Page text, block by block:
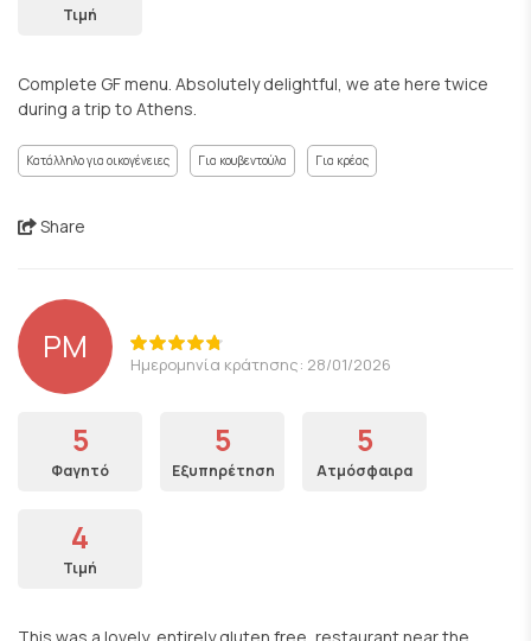
Τιμή
Complete GF menu. Absolutely delightful, we ate here twice
during a trip to Athens.
Κατάλληλο για οικογένειες Για κουβεντούλα Για κρέας
Share
PM Ημερομηνία κράτησης: 28/01/2026
5
Φαγητό
5
Εξυπηρέτηση
5
Ατμόσφαιρα
4
Τιμή